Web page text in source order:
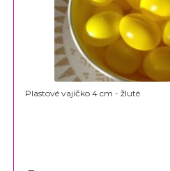
Plastové vajíčko 4 cm - žluté